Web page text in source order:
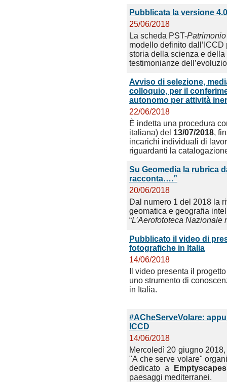
Pubblicata la versione
25/06/2018
La scheda PST-
modello definito
storia della scienza e
testimonianze
Avviso di selezione,
colloquio, per il
autonomo per attività
22/06/2018
È indetta una procedura
italiana) del 13/07/2018,
incarichi individuali di
riguardanti la
Su Geomedia la rubrica
racconta….”
20/06/2018
Dal numero 1 del 2018 la
geomatica e geografia
“L’Aerofototeca
Pubblicato il video di
fotografiche in Italia
14/06/2018
Il video presenta il
uno strumento di
in Italia.
#ACheServeVolare:
ICCD
14/06/2018
Mercoledì 20 giugno
"A che serve volare"
dedicato a
paesaggi mediterranei.